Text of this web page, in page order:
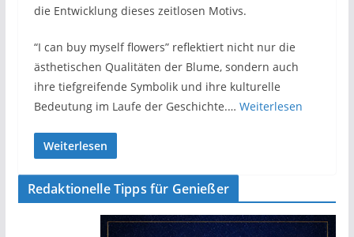
die Entwicklung dieses zeitlosen Motivs.
“I can buy myself flowers” reflektiert nicht nur die
ästhetischen Qualitäten der Blume, sondern auch
ihre tiefgreifende Symbolik und ihre kulturelle
Bedeutung im Laufe der Geschichte.… Weiterlesen
Weiterlesen
Redaktionelle Tipps für Genießer